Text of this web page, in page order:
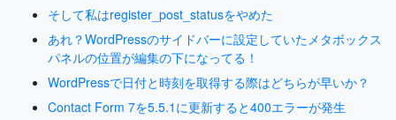
そして私はregister_post_statusをやめた
あれ？WordPressのサイドバーに設定していたメタボックス
パネルの位置が編集の下になってる！
WordPressで日付と時刻を取得する際はどちらが早いか？
Contact Form 7を5.5.1に更新すると400エラーが発生